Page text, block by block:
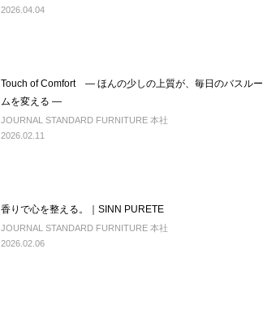
2026.04.04
Touch of Comfort ― ほんの少しの上質が、毎日のバスルー
ムを変える ―
JOURNAL STANDARD FURNITURE 本社
2026.02.11
香りで心を整える。｜SINN PURETE
JOURNAL STANDARD FURNITURE 本社
2026.02.06